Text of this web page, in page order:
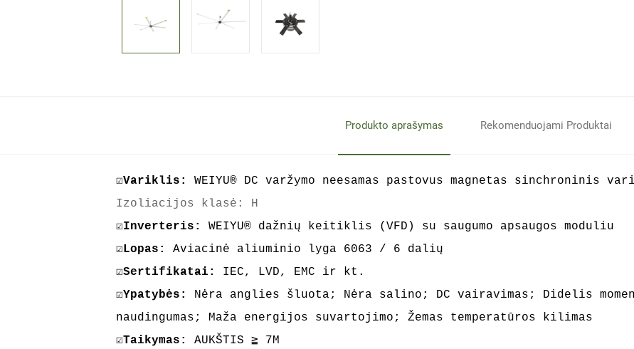
Produkto aprašymas Rekomenduojami Produktai
☑Variklis: WEIYU® DC varžymo neesamas pastovus magnetas sinchroninis
Izoliacijos klasė: H
☑Inverteris: WEIYU® dažnių keitiklis (VFD) su saugumo apsaugos moduliu
☑Lopas: Aviacinė aliuminio lyga 6063 / 6 dalių
☑Sertifikatai: IEC, LVD, EMC ir kt.
☑Ypatybės: Nėra anglies šluota; Nėra salino; DC vairavimas; Didelis
naudingumas; Maža energijos suvartojimo; Žemas temperatūros kilimas
☑Taikymas: AUKŠTIS ≧ 7M